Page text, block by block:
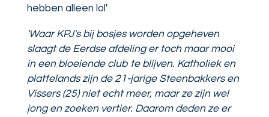
hebben alleen lol'
'Waar KPJ's bij bosjes worden opgeheven
slaagt de Eerdse afdeling er toch maar mooi
in een bloeiende club te blijven. Katholiek en
plattelands zijn de 21-jarige Steenbakkers en
Vissers (25) niet echt meer, maar ze zijn wel
jong en zoeken vertier. Daarom deden ze er